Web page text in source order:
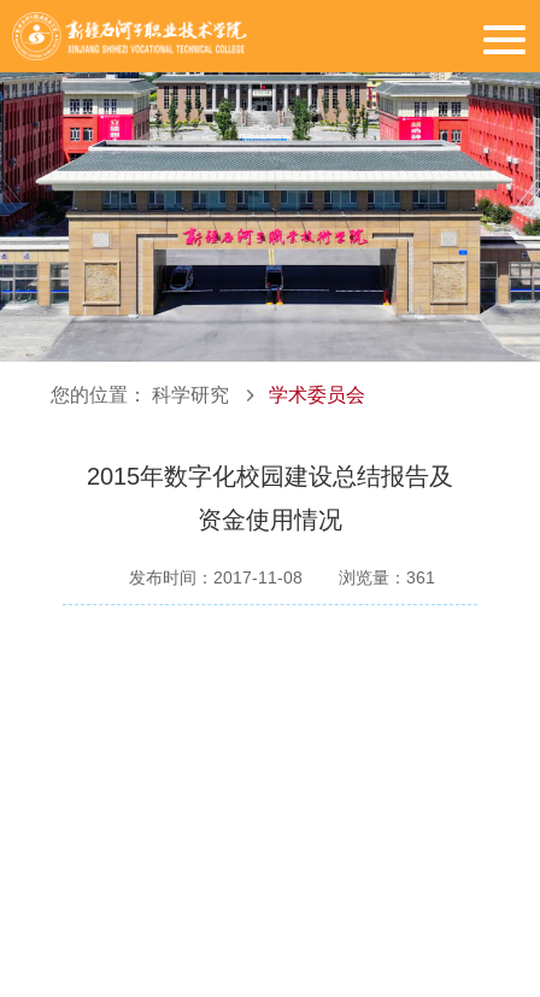
您的位置： 科学研究 学术委员会
2015年数字化校园建设总结报告及
资金使用情况
发布时间：2017-11-08 浏览量： 361